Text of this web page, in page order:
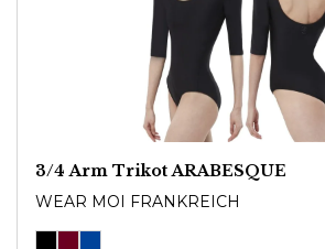
3/4 Arm Trikot ARABESQUE
WEAR MOI FRANKREICH